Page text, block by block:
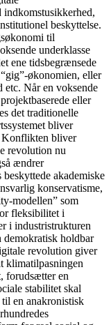
beskyttelse.
til
underklasse
ene tidsbegrænsede
økonomien, eller
etc. Når en voksende
eller
det traditionelle
bliver
Konflikten bliver
revolution nu
ændrer
akademiske
konservatisme,
modellen” som
fleksibilitet i
i industristrukturen
holdbar
revolution giver
klimatilpasningen
forudsætter en
stabilitet skal
en anakronistisk